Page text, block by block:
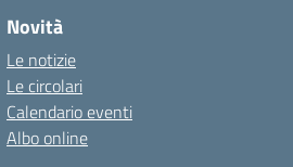
Novità
Le notizie
Le circolari
Calendario eventi
Albo online